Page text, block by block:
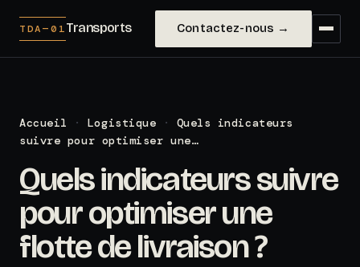
TDA—01Transports Contactez-nous →
Accueil · Logistique ·
Quels indicateurs
suivre pour optimiser une…
Quels indicateurs suivre
pour optimiser une
flotte de livraison ?